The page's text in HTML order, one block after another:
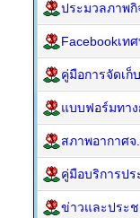
ประมวลภาพกิ
Facebookเท
คู่มือการจัดเก็
แบบฟอร์มทา
สภาพอากาศ
คู่มือบริการป
ข่าวและประ